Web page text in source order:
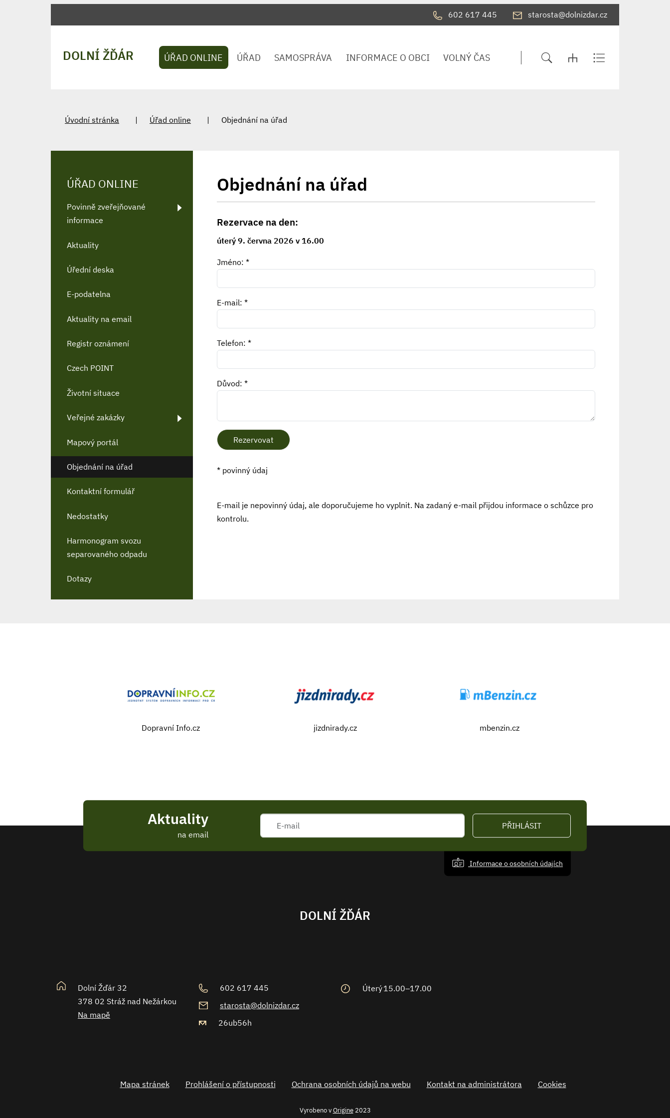
602 617 445 starosta@dolnizdar.cz
DOLNÍ ŽĎÁR ÚŘAD ONLINE ÚŘAD SAMOSPRÁVA INFORMACE O OBCI VOLNÝ ČAS
Úvodní stránka Úřad online Objednání na úřad
Objednání na úřad
Rezervace na den:
úterý 9. června 2026 v 16.00
Jméno: *
E-mail: *
Telefon: *
Důvod: *
Rezervovat
* povinný údaj
E-mail je nepovinný údaj, ale doporučujeme ho vyplnit. Na zadaný e-mail přijdou informace o schůzce pro
kontrolu.
ÚŘAD ONLINE
Povinně zveřejňované
informace
Aktuality
Úřední deska
E-podatelna
Aktuality na email
Registr oznámení
Czech POINT
Životní situace
Veřejné zakázky
Mapový portál
Objednání na úřad
Kontaktní formulář
Nedostatky
Harmonogram svozu
separovaného odpadu
Dotazy
Dopravní Info.cz jizdnirady.cz mbenzin.cz
Aktuality
na email
PŘIHLÁSIT
Informace o osobních údajích
DOLNÍ ŽĎÁR
Dolní Žďár 32
378 02 Stráž nad Nežárkou
Na mapě
602 617 445
starosta@dolnizdar.cz
26ub56h
Úterý15.00–17.00
Mapa stránek Prohlášení o přístupnosti Ochrana osobních údajů na webu Kontakt na administrátora Cookies
Vyrobeno vOrigine2023